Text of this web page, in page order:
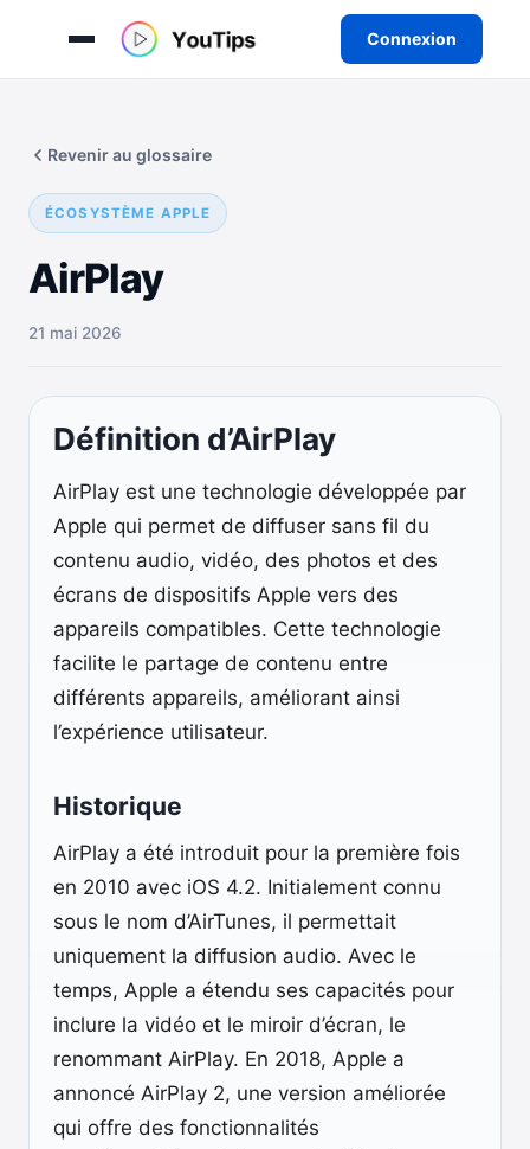
Connexion
contenu
ÉCOSYSTÈME APPLE
AirPlay
Revenir au glossaire
21 mai 2026
Définition d’AirPlay
AirPlay est une technologie développée par
Apple qui permet de diffuser sans fil du
contenu audio, vidéo, des photos et des
écrans de dispositifs Apple vers des
appareils compatibles. Cette technologie
facilite le partage de contenu entre
différents appareils, améliorant ainsi
l’expérience utilisateur.
Historique
AirPlay a été introduit pour la première fois
en 2010 avec iOS 4.2. Initialement connu
sous le nom d’AirTunes, il permettait
uniquement la diffusion audio. Avec le
temps, Apple a étendu ses capacités pour
inclure la vidéo et le miroir d’écran, le
renommant AirPlay. En 2018, Apple a
annoncé AirPlay 2, une version améliorée
qui offre des fonctionnalités